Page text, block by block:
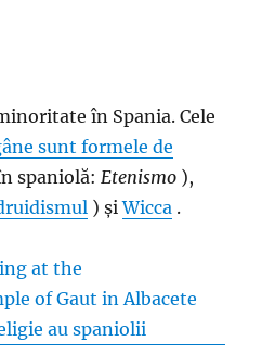
în Spania. Cele
sunt formele de
spaniolă: Etenismo ),
) șiWicca .